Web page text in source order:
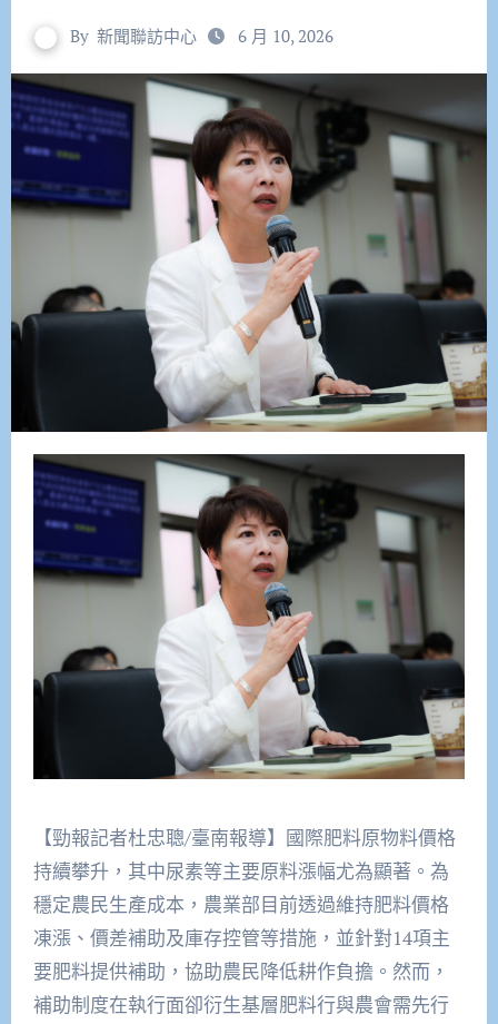
By 新聞聯訪中心 6 月 10, 2026
【勁報記者杜忠聰/臺南報導】國際肥料原物料價格
持續攀升，其中尿素等主要原料漲幅尤為顯著。為
穩定農民生產成本，農業部目前透過維持肥料價格
凍漲、價差補助及庫存控管等措施，並針對14項主
要肥料提供補助，協助農民降低耕作負擔。然而，
補助制度在執行面卻衍生基層肥料行與農會需先行